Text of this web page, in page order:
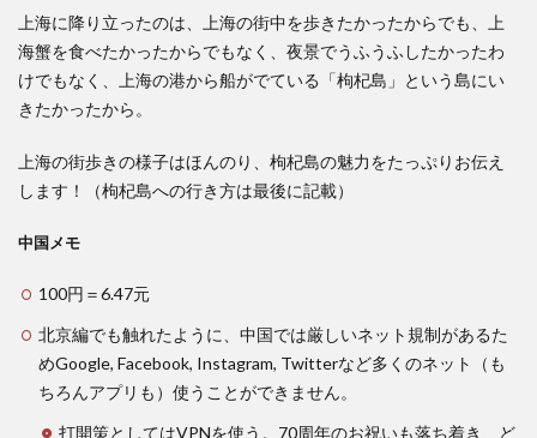
上海に降り立ったのは、上海の街中を歩きたかったからでも、上
海蟹を食べたかったからでもなく、夜景でうふうふしたかったわ
けでもなく、上海の港から船がでている「枸杞島」という島にい
きたかったから。
上海の街歩きの様子はほんのり、枸杞島の魅力をたっぷりお伝え
します！（枸杞島への行き方は最後に記載）
中国メモ
100円＝6.47元
北京編でも触れたように、中国では厳しいネット規制があるた
めGoogle, Facebook, Instagram, Twitterなど多くのネット（も
ちろんアプリも）使うことができません。
打開策としてはVPNを使う。70周年のお祝いも落ち着き、ど